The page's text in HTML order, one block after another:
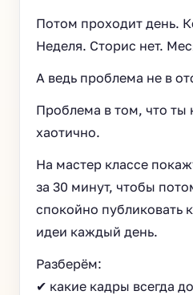
Потом проходит день.
Неделя. Сторис нет.
А ведь проблема не в
Проблема в том, что ты
хаотично.
На мастер классе
за 30 минут, чтобы
спокойно публиковать
идеи каждый день.
Разберём:
✔ какие кадры всегда